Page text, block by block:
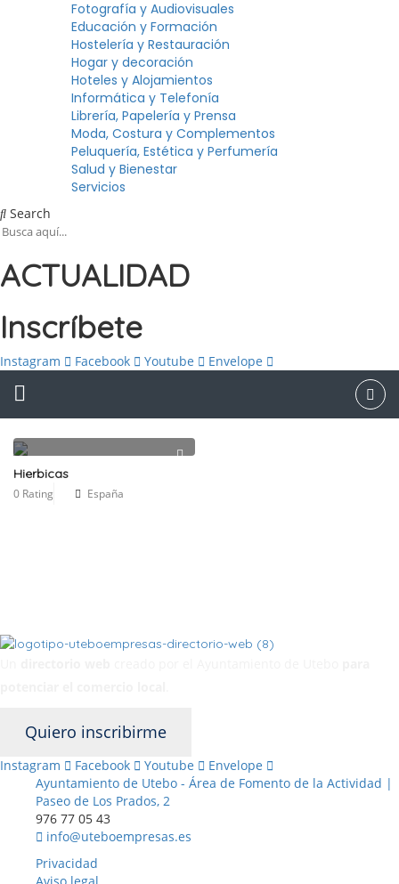
Fotografía y Audiovisuales
Educación y Formación
Hostelería y Restauración
Hogar y decoración
Hoteles y Alojamientos
Informática y Telefonía
Librería, Papelería y Prensa
Moda, Costura y Complementos
Peluquería, Estética y Perfumería
Salud y Bienestar
Servicios
Search
ACTUALIDAD
Inscríbete
Instagram Facebook Youtube Envelope
Hierbicas
0 Rating España
Quiero inscribirme
Instagram Facebook Youtube
Envelope
Ayuntamiento de Utebo - Área de Fomento de la Actividad |
Paseo de Los Prados, 2
976 77 05 43
info@uteboempresas.es
Privacidad